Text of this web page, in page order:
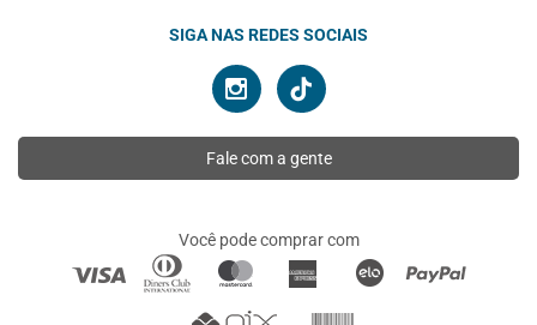
SIGA NAS REDES SOCIAIS
Fale com a gente
Você pode comprar com